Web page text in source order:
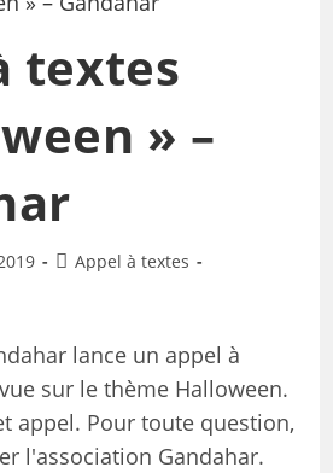
textes
» –
Appel à textes
lance un appel à
sur le thème Halloween.
appel. Pour toute question,
l'association Gandahar.